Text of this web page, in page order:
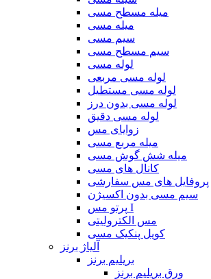
میله مسطح مسی
میله مسی
سیم مسی
سیم مسطح مسی
لوله مسی
لوله مسی مربعی
لوله مسی مستطیل
لوله مسی بدون درز
لوله مسی دقیق
زوایای مس
میله مربع مسی
میله شش گوش مسی
کانال های مسی
پروفایل های مس سفارشی
سیم مسی بدون اکسیژن
پرتو مس I
مس الکترولیتی
کویل پنکیک مسی
آلیاژ برنز
بریلیم برنز
ورق بریلیم برنز